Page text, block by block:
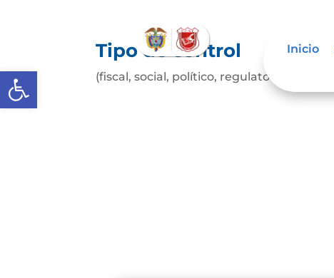
Abrir barra de herramientas
Inicio
Tipo de control
(fiscal, social, político, regulatorio, etc.)